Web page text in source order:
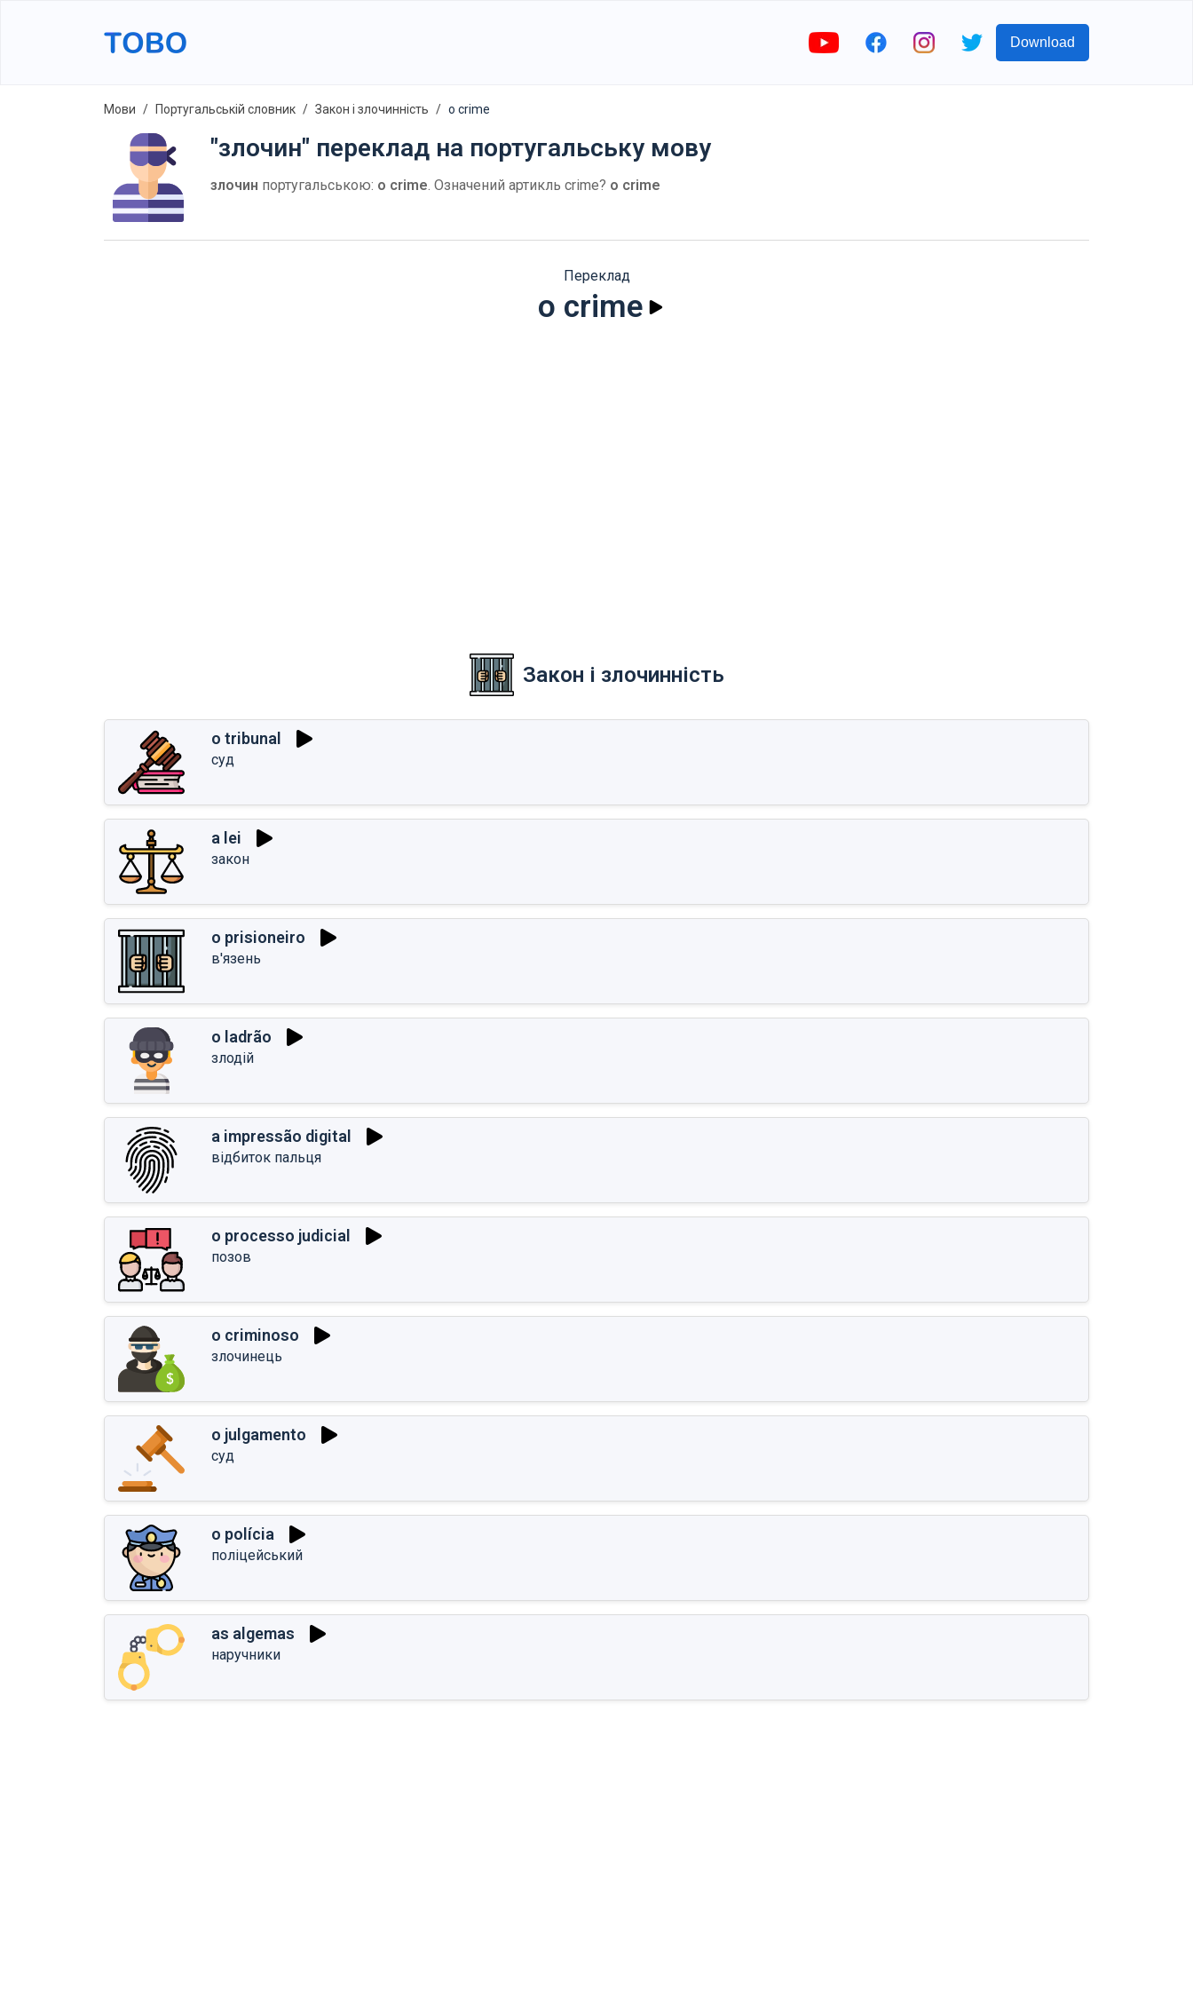
Download
Мови Португальській словник Закон і злочинність o crime
"злочин" переклад на португальську мову
злочин португальською: o crime. Означений артикль crime? o crime
Переклад
o crime
Закон і злочинність
o tribunal
суд
a lei
закон
o prisioneiro
в'язень
o ladrão
злодій
a impressão digital
відбиток пальця
o processo judicial
позов
o criminoso
злочинець
o julgamento
суд
o polícia
поліцейський
as algemas
наручники